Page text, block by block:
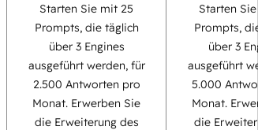
Starten Sie mit 25
Prompts, die täglich
über 3 Engines
ausgeführt werden, für
2.500 Antworten pro
Monat. Erwerben Sie
die Erweiterung des
Starten
Prompts,
über 3
ausgeführt
5.000
Monat.
die